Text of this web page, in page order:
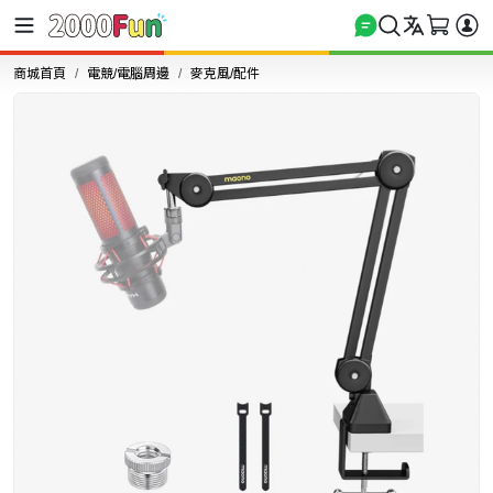
商城首頁 電競/電腦周邊 麥克風/配件